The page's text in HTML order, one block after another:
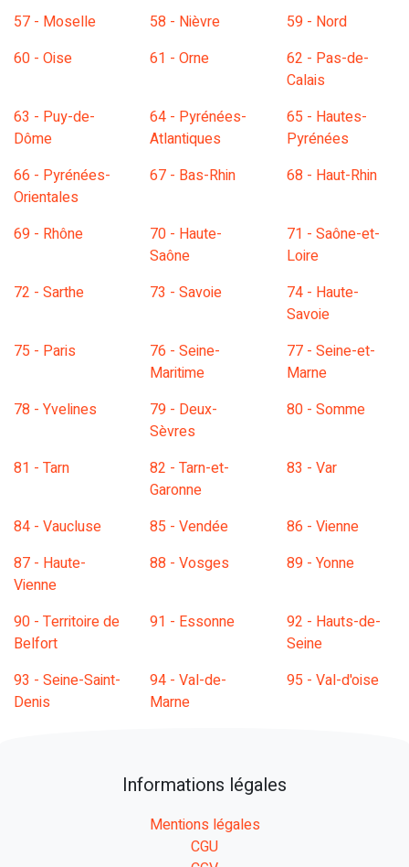
57 - Moselle 58 - Nièvre
59 - Nord
60 - Oise
61 - Orne
62 - Pas-de-
Calais
63 - Puy-de-
Dôme
64 - Pyrénées-
Atlantiques
65 - Hautes-
Pyrénées
66 - Pyrénées-
Orientales
67 - Bas-Rhin 68 - Haut-Rhin
69 - Rhône
70 - Haute-
Saône
71 - Saône-et-
Loire
72 - Sarthe
73 - Savoie
74 - Haute-
Savoie
75 - Paris
76 - Seine-
Maritime
77 - Seine-et-
Marne
78 - Yvelines
79 - Deux-
Sèvres
80 - Somme
81 - Tarn
82 - Tarn-et-
Garonne
83 - Var
84 - Vaucluse 85 - Vendée
86 - Vienne
87 - Haute-
Vienne
88 - Vosges 89 - Yonne
90 - Territoire de
Belfort
91 - Essonne
92 - Hauts-de-
Seine
93 - Seine-Saint-
Denis
94 - Val-de-
Marne
95 - Val-d'oise
Informations légales
Mentions légales
CGU